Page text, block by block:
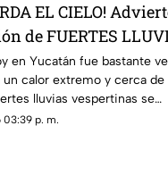
EL CIELO!
de FUERTES
en Yucatán fue bastante
un calor extremo y cerca de
lluvias vespertinas se
p. m.